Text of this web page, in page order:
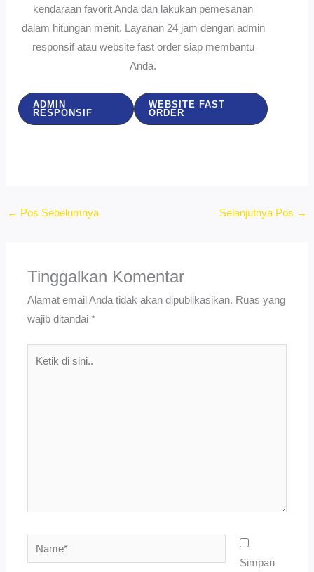
kendaraan favorit Anda dan lakukan pemesanan
dalam hitungan menit. Layanan 24 jam dengan admin
responsif atau website fast order siap membantu
Anda.
ADMIN
RESPONSIF
WEBSITE FAST
ORDER
← Pos Sebelumnya Selanjutnya Pos →
Tinggalkan Komentar
Alamat email Anda tidak akan dipublikasikan. Ruas yang
wajib ditandai*
Name*
Simpan